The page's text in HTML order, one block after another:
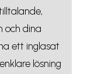
och dina
ett inglasat
lösning